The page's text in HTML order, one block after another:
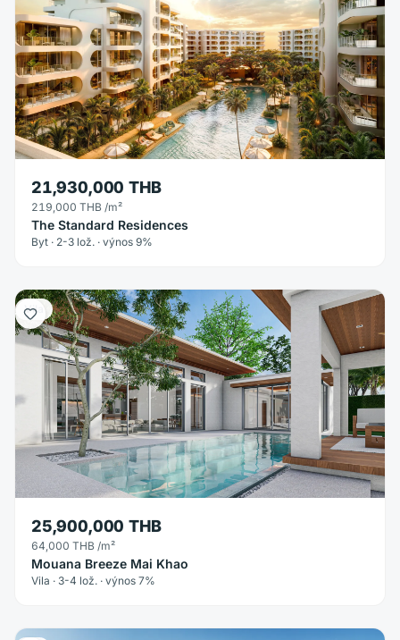
21,930,000 THB
219,000 THB /m²
The Standard Residences
Byt · 2-3 lož. · výnos 9%
Vila
25,900,000 THB
64,000 THB /m²
Mouana Breeze Mai Khao
Vila · 3-4 lož. · výnos 7%